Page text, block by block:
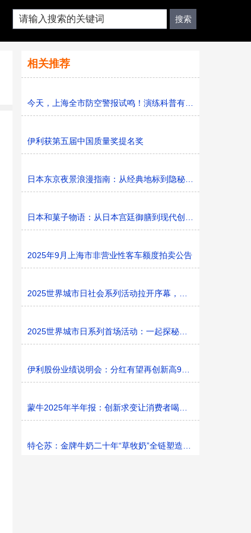
相关推荐
今天，上海全市防空警报试鸣！演练科普有序进行，人防意
伊利获第五届中国质量奖提名奖
日本东京夜景浪漫指南：从经典地标到隐秘胜地
日本和菓子物语：从日本宫廷御膳到现代创新的甜蜜传承
2025年9月上海市非营业性客车额度拍卖公告
2025世界城市日社会系列活动拉开序幕，探寻社区花园里的
2025世界城市日系列首场活动：一起探秘家门口的“魔法花园”
伊利股份业绩说明会：分红有望再创新高9%利润率目标不变
蒙牛2025年半年报：创新求变让消费者喝上奶、喝好奶、喝
特仑苏：金牌牛奶二十年“草牧奶”全链塑造有机新矩阵